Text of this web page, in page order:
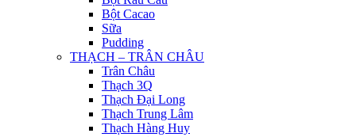
Bột Cacao
Sữa
Pudding
THẠCH – TRÂN CHÂU
Trân Châu
Thạch 3Q
Thạch Đại Long
Thạch Trung Lâm
Thạch Hàng Huy